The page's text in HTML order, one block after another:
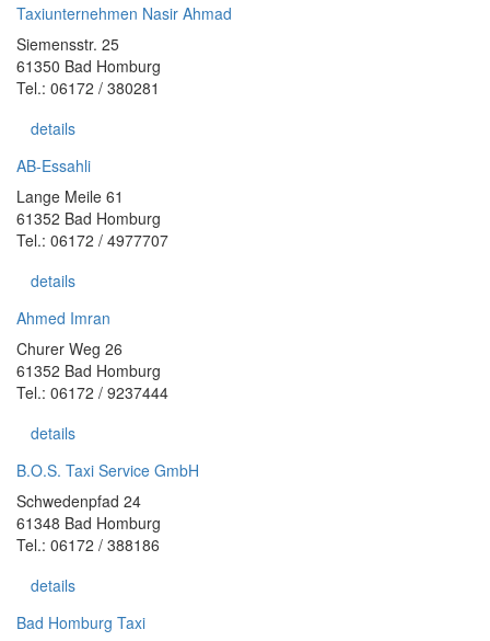
Taxiunternehmen Nasir Ahmad
Siemensstr. 25
61350 Bad Homburg
Tel.: 06172 / 380281
details
AB-Essahli
Lange Meile 61
61352 Bad Homburg
Tel.: 06172 / 4977707
details
Ahmed Imran
Churer Weg 26
61352 Bad Homburg
Tel.: 06172 / 9237444
details
B.O.S. Taxi Service GmbH
Schwedenpfad 24
61348 Bad Homburg
Tel.: 06172 / 388186
details
Bad Homburg Taxi